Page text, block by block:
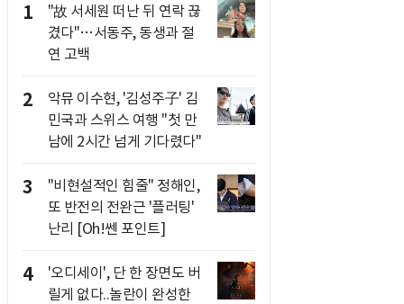
1
"故 서세원 떠난 뒤 연락 끊
겼다"…서동주, 동생과 절
연 고백
2
악뮤 이수현, '김성주子' 김
민국과 스위스 여행 "첫 만
남에 2시간 넘게 기다렸다"
3
"비현설적인 힘줄" 정해인,
또 반전의 전완근 '플러팅'
난리 [Oh!쎈 포인트]
4
'오디세이', 단 한 장면도 버
릴게 없다..놀란이 완성한